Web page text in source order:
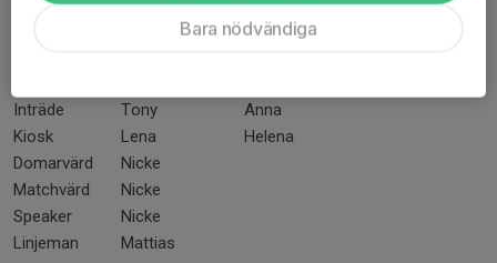
Lördag 18/5 Kl 16.00 BIK-Sandhems IF
Inträde Tony
Anna
Kiosk
Lena
Helena
Domarvärd
Nicke
Matchvärd
Nicke
Speaker
Nicke
Linjeman
Mattias
Bara nödvändiga